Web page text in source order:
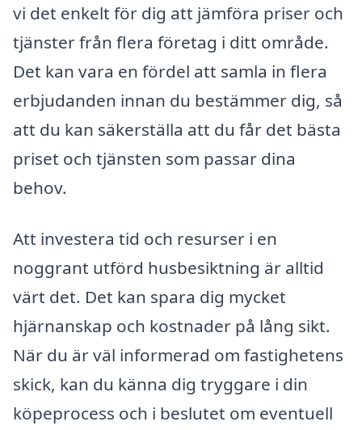
vi det enkelt för dig att jämföra priser och
tjänster från flera företag i ditt område.
Det kan vara en fördel att samla in flera
erbjudanden innan du bestämmer dig, så
att du kan säkerställa att du får det bästa
priset och tjänsten som passar dina
behov.
Att investera tid och resurser i en
noggrant utförd husbesiktning är alltid
värt det. Det kan spara dig mycket
hjärnanskap och kostnader på lång sikt.
När du är väl informerad om fastighetens
skick, kan du känna dig tryggare i din
köpeprocess och i beslutet om eventuell